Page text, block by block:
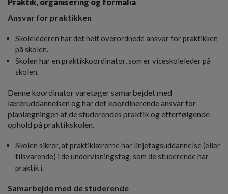
Ansvar for praktikken
Skolelederen har det helt overordnede ansvar for praktikken
på skolen.
Skolen har en praktikkoordinator, som er viceskoleleder på
skolen.
Denne koordinator varetager samarbejdet med
læreruddannelsen og har det koordinerende ansvar for
planlægningen af de studerendes praktik og efterfølgende
ophold på praktikskolen.
Skolen sikrer, at praktiklærerne har linjefagsuddannelse (eller
tilsvarende) i de undervisningsfag, som de studerende har
praktik i.
Samarbejde med de studerende